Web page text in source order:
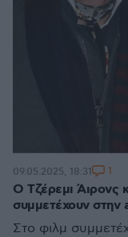
Ο Τζέρεμι Άιρονς
συμμετέχουν στην
Στο φιλμ
09.05.2025, 18:31 1